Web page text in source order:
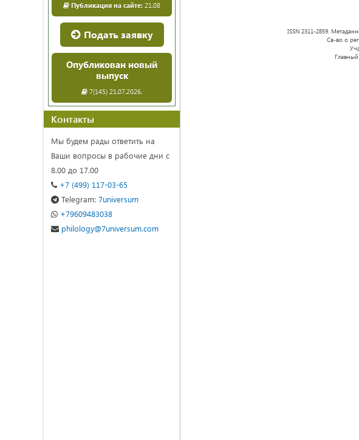
ISSN 2311-2859.
Св-во о
Публикация на сайте: 21.08
Подать заявку
Опубликован новый
выпуск
7(145) 21.07.2026.
Контакты
Мы будем рады ответить на
Ваши вопросы в рабочие дни с
8.00 до 17.00
+7 (499) 117-03-65
Telegram: 7universum
+79609483038
philology@7universum.com